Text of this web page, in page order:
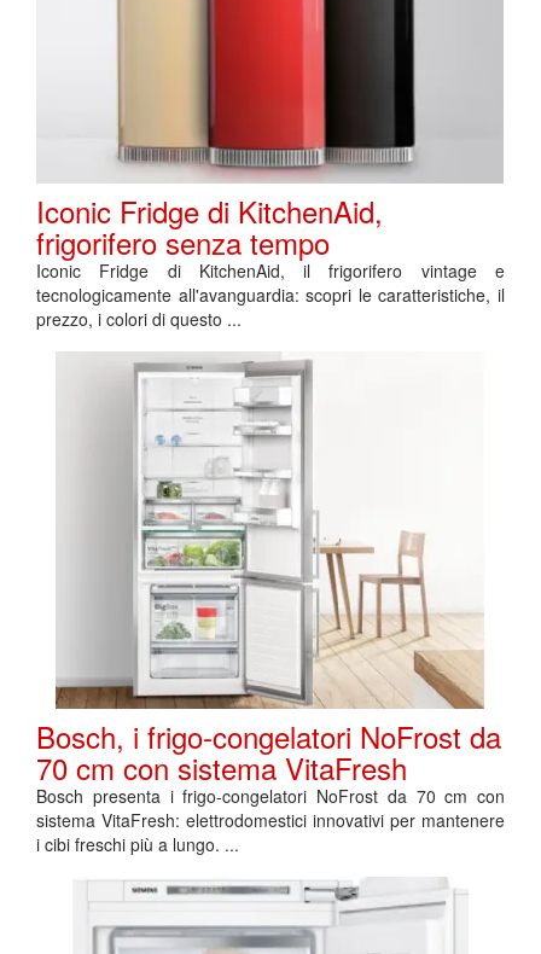
Iconic Fridge di KitchenAid,
frigorifero senza tempo
Iconic Fridge di KitchenAid, il frigorifero vintage e
tecnologicamente all'avanguardia: scopri le caratteristiche, il
prezzo, i colori di questo ...
Bosch, i frigo-congelatori NoFrost da
70 cm con sistema VitaFresh
Bosch presenta i frigo-congelatori NoFrost da 70 cm con
sistema VitaFresh: elettrodomestici innovativi per mantenere
i cibi freschi più a lungo. ...